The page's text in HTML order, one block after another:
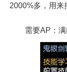
2000%多，用来
需要AP：满